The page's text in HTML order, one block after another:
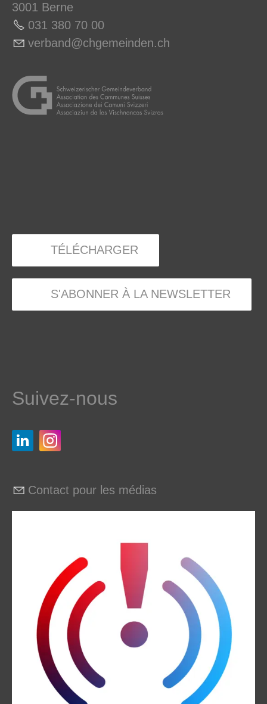
3001 Berne
031 380 70 00
v rb nd chg m nd n ch
TÉLÉCHARGER
S'ABONNER À LA NEWSLETTER
Suivez-nous
Contact pour les médias